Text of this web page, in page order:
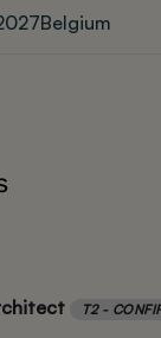
Belgium
T2 -